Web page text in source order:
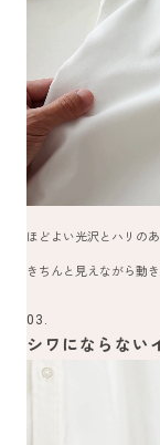
ほどよい光沢とハリの
きちんと見えながら動
03.
シワにならない